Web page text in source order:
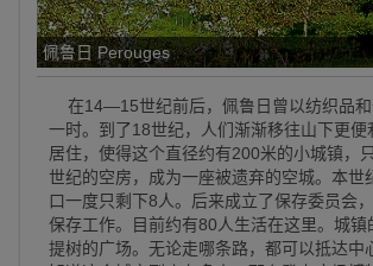
佩鲁日 Perouges
在14—15世纪前后，佩鲁日曾以纺织品和
一时。到了18世纪，人们渐渐移往山下更便
居住，使得这个直径约有200米的小城镇，
世纪的空房，成为一座被遗弃的空城。本世
口一度只剩下8人。后来成立了保存委员会，
保存工作。目前约有80人生活在这里。城镇
提树的广场。无论走哪条路，都可以抵达中